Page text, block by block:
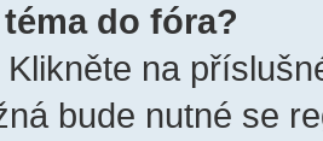
do fóra?
na
bude nutné se